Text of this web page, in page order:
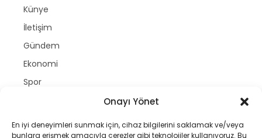
Onayı Yönet
En iyi deneyimleri sunmak için, cihaz bilgilerini saklamak ve/veya
bunlara erişmek amacıyla çerezler gibi teknolojiler kullanıyoruz. Bu
Künye
İletişim
Gündem
Ekonomi
Spor